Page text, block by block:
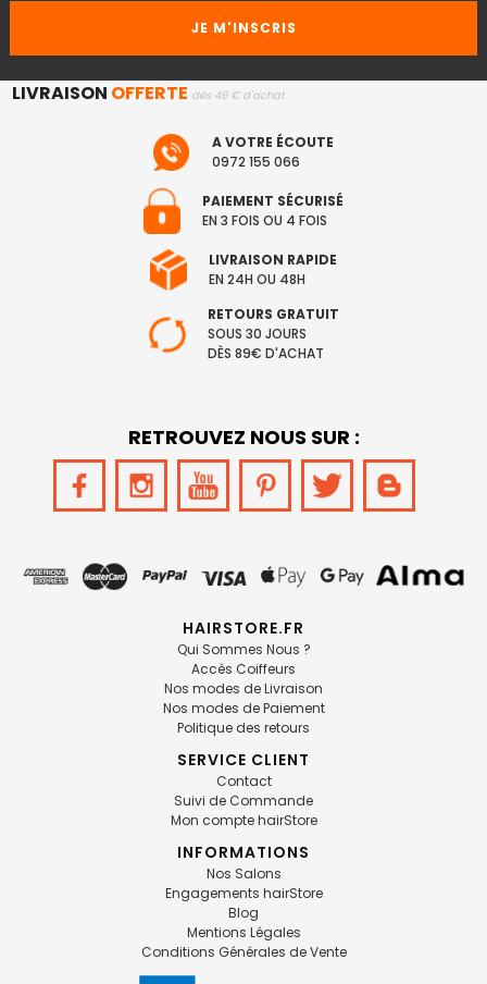
LIVRAISON OFFERTE dès 49 € d'achat
A VOTRE ÉCOUTE
0972 155 066
PAIEMENT SÉCURISÉ
EN 3 FOIS OU 4 FOIS
LIVRAISON RAPIDE
EN 24H OU 48H
RETOURS GRATUIT
SOUS 30 JOURS
DÈS 89€ D'ACHAT
RETROUVEZ NOUS SUR :
HAIRSTORE.FR
Qui Sommes Nous ?
Accès Coiffeurs
Nos modes de Livraison
Nos modes de Paiement
Politique des retours
SERVICE CLIENT
Contact
Suivi de Commande
Mon compte hairStore
INFORMATIONS
Nos Salons
Engagements hairStore
Blog
Mentions Légales
Conditions Générales de Vente